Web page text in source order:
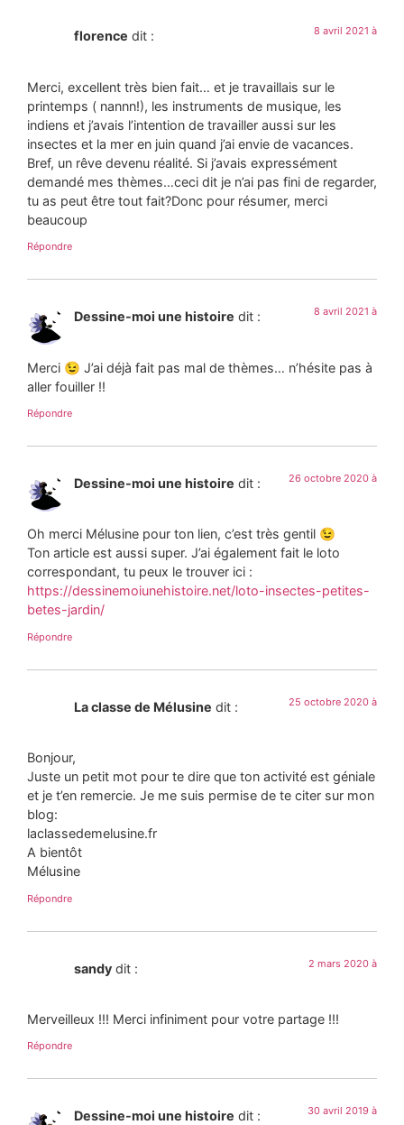
florence dit : 8 avril 2021 à
Merci, excellent très bien fait… et je travaillais sur le
printemps ( nannn!), les instruments de musique, les
indiens et j’avais l’intention de travailler aussi sur les
insectes et la mer en juin quand j’ai envie de vacances.
Bref, un rêve devenu réalité. Si j’avais expressément
demandé mes thèmes…ceci dit je n’ai pas fini de regarder,
tu as peut être tout fait?Donc pour résumer, merci
beaucoup
Répondre
Dessine-moi une histoire dit : 8 avril 2021 à
Merci 😉 J’ai déjà fait pas mal de thèmes… n’hésite pas à
aller fouiller !!
Répondre
Dessine-moi une histoire dit : 26 octobre 2020 à
Oh merci Mélusine pour ton lien, c’est très gentil 😉
Ton article est aussi super. J’ai également fait le loto
correspondant, tu peux le trouver ici :
https://dessinemoiunehistoire.net/loto-insectes-petites-
betes-jardin/
Répondre
La classe de Mélusine dit : 25 octobre 2020 à
Bonjour,
Juste un petit mot pour te dire que ton activité est géniale
et je t’en remercie. Je me suis permise de te citer sur mon
blog:
laclassedemelusine.fr
A bientôt
Mélusine
Répondre
sandy dit : 2 mars 2020 à
Merveilleux !!! Merci infiniment pour votre partage !!!
Répondre
Dessine-moi une histoire dit : 30 avril 2019 à